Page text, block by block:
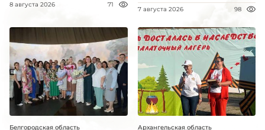
8 августа 2026 71
7 августа 2026 98
Белгородская область Архангельская область